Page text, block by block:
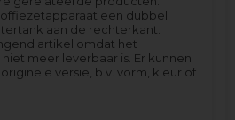
een dubbel
aan de rechterkant.
artikel omdat het
meer leverbaar is. Er kunnen
versie, b.v. vorm, kleur of